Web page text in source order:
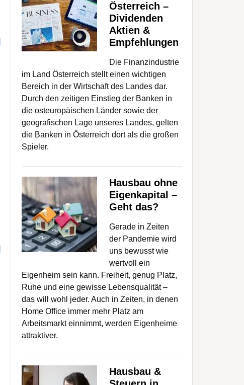
Österreich –
Dividenden
Aktien &
Empfehlungen
Die Finanzindustrie
im Land Österreich stellt einen wichtigen
Bereich in der Wirtschaft des Landes dar.
Durch den zeitigen Einstieg der Banken in
die osteuropäischen Länder sowie der
geografischen Lage unseres Landes, gelten
die Banken in Österreich dort als die großen
Spieler.
Hausbau ohne
Eigenkapital –
Geht das?
Gerade in Zeiten
der Pandemie wird
uns bewusst wie
wertvoll ein
Eigenheim sein kann. Freiheit, genug Platz,
Ruhe und eine gewisse Lebensqualität –
das will wohl jeder. Auch in Zeiten, in denen
Home Office immer mehr Platz am
Arbeitsmarkt einnimmt, werden Eigenheime
attraktiver.
Hausbau &